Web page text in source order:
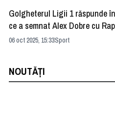
Golgheterul Ligii 1 răspunde
ce a semnat Alex Dobre cu
06 oct 2025, 15:33Sport
NOUTĂȚI